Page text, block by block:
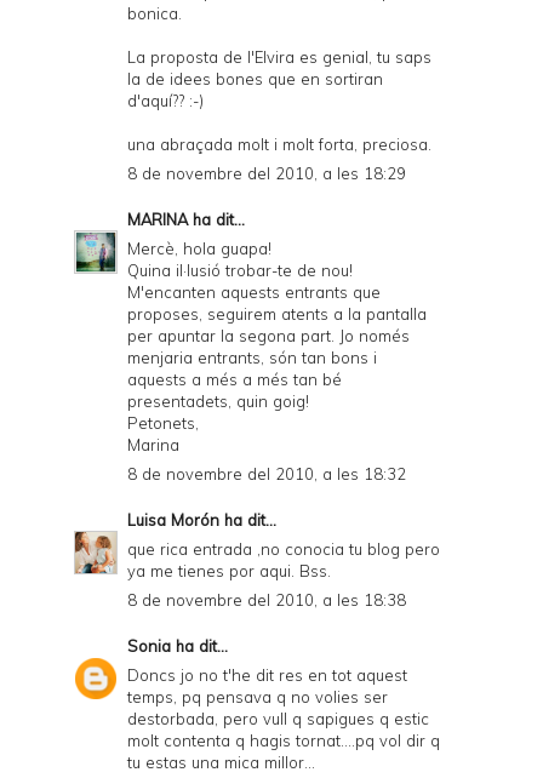
bonica.
La proposta de l'Elvira es genial, tu saps
la de idees bones que en sortiran
d'aquí?? :-)
una abraçada molt i molt forta, preciosa.
8 de novembre del 2010, a les 18:29
MARINAha dit...
Mercè, hola guapa!
Quina il·lusió trobar-te de nou!
M'encanten aquests entrants que
proposes, seguirem atents a la pantalla
per apuntar la segona part. Jo només
menjaria entrants, són tan bons i
aquests a més a més tan bé
presentadets, quin goig!
Petonets,
Marina
8 de novembre del 2010, a les 18:32
Luisa Morón ha dit...
que rica entrada ,no conocia tu blog pero
ya me tienes por aqui. Bss.
8 de novembre del 2010, a les 18:38
Sonia ha dit...
Doncs jo no t'he dit res en tot aquest
temps, pq pensava q no volies ser
destorbada, pero vull q sapigues q estic
molt contenta q hagis tornat....pq vol dir q
tu estas una mica millor...